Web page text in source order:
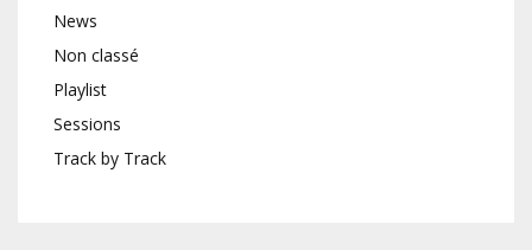
News
Non classé
Playlist
Sessions
Track by Track